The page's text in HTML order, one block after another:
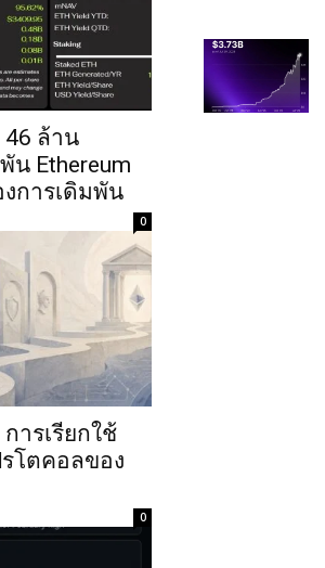
46 ล้าน
น Ethereum
การเดิมพัน
0
ารเรียกใช้
โตคอลของ
0